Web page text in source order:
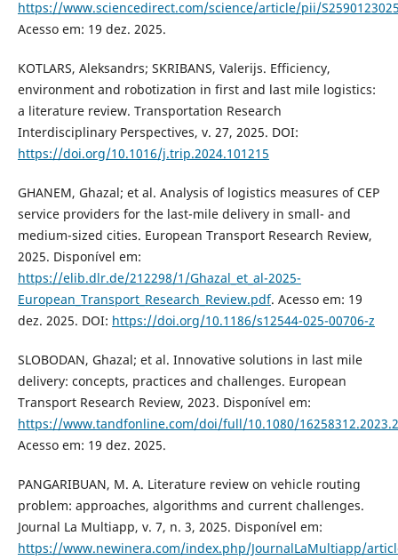
https://www.sciencedirect.com/science/article/pii/
Acesso em: 19 dez. 2025.
KOTLARS, Aleksandrs; SKRIBANS, Valerijs. Efficiency,
environment and robotization in first and last mile logistics:
a literature review. Transportation Research
Interdisciplinary Perspectives, v. 27, 2025. DOI:
https://doi.org/10.1016/j.trip.2024.101215
GHANEM, Ghazal; et al. Analysis of logistics measures of CEP
service providers for the last-mile delivery in small- and
medium-sized cities. European Transport Research Review,
2025. Disponível em:
https://elib.dlr.de/212298/1/Ghazal_et_al-2025-
European_Transport_Research_Review.pdf. Acesso em: 19
dez. 2025. DOI: https://doi.org/10.1186/s12544-025-00706-z
SLOBODAN, Ghazal; et al. Innovative solutions in last mile
delivery: concepts, practices and challenges. European
Transport Research Review, 2023. Disponível em:
https://www.tandfonline.com/doi/full/10.1080/
Acesso em: 19 dez. 2025.
PANGARIBUAN, M. A. Literature review on vehicle routing
problem: approaches, algorithms and current challenges.
Journal La Multiapp, v. 7, n. 3, 2025. Disponível em:
https://www.newinera.com/index.php/JournalLaMultiapp/